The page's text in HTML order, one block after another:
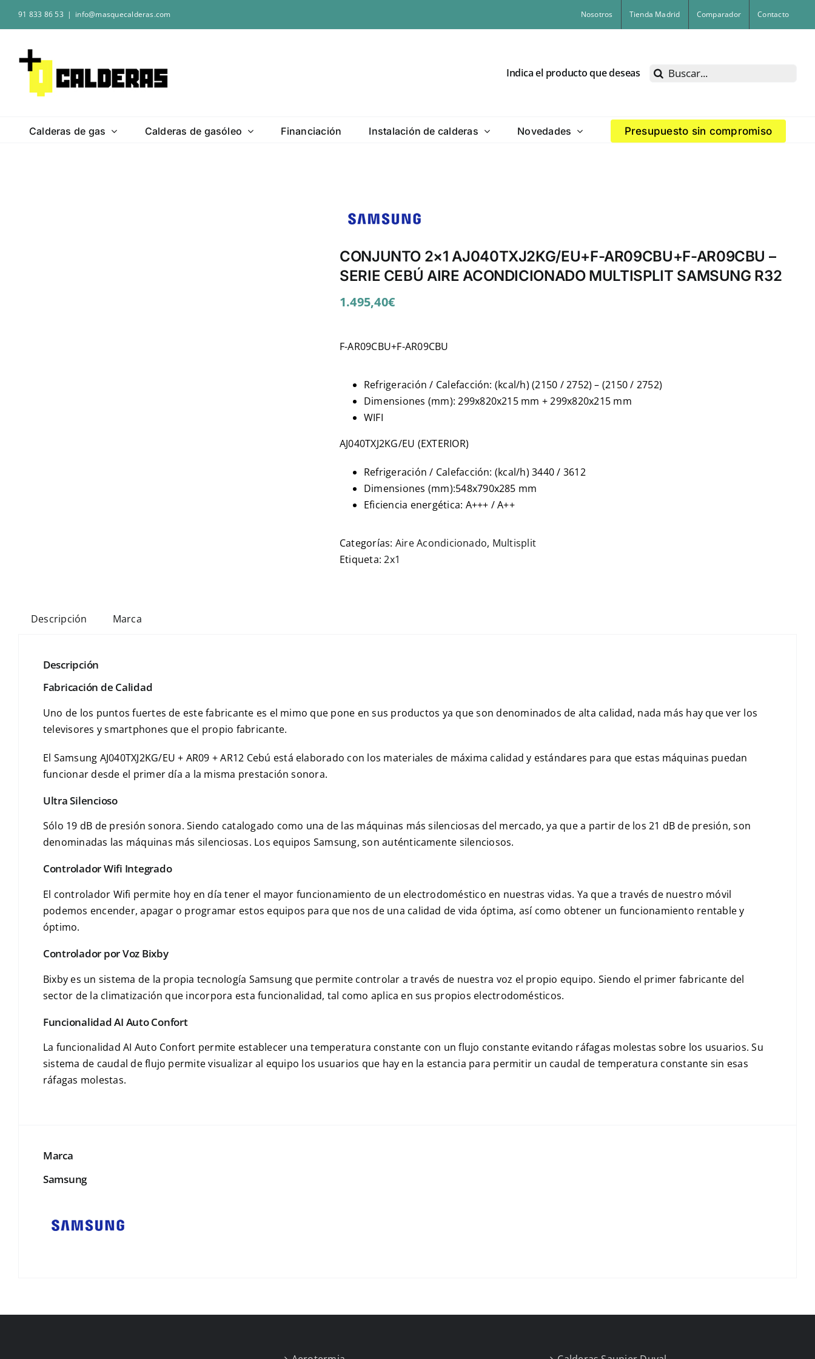
91 833 86 53 | info@masquecalderas.com Nosotros Tienda Madrid Comparador Contacto
Indica el producto que deseas Buscar:
Calderas de gas Calderas de gasóleo Financiación Instalación de calderas Novedades Presupuesto sin compromiso
CONJUNTO 2×1 AJ040TXJ2KG/EU+F-AR09CBU+F-AR09CBU –
SERIE CEBÚ AIRE ACONDICIONADO MULTISPLIT SAMSUNG R32
1.495,40€
F-AR09CBU+F-AR09CBU
Refrigeración / Calefacción: (kcal/h) (2150 / 2752) – (2150 / 2752)
Dimensiones (mm): 299x820x215 mm + 299x820x215 mm
WIFI
AJ040TXJ2KG/EU (EXTERIOR)
Refrigeración / Calefacción: (kcal/h) 3440 / 3612
Dimensiones (mm):548x790x285 mm
Eficiencia energética: A+++ / A++
Categorías: Aire Acondicionado, Multisplit
Etiqueta:2x1
Descripción Marca
Descripción
Fabricación de Calidad
Uno de los puntos fuertes de este fabricante es el mimo que pone en sus productos ya que son denominados de alta calidad, nada más hay que ver los
televisores y smartphones que el propio fabricante.
El Samsung AJ040TXJ2KG/EU + AR09 + AR12 Cebú está elaborado con los materiales de máxima calidad y estándares para que estas máquinas puedan
funcionar desde el primer día a la misma prestación sonora.
Ultra Silencioso
Sólo 19 dB de presión sonora. Siendo catalogado como una de las máquinas más silenciosas del mercado, ya que a partir de los 21 dB de presión, son
denominadas las máquinas más silenciosas. Los equipos Samsung, son auténticamente silenciosos.
Controlador Wifi Integrado
El controlador Wifi permite hoy en día tener el mayor funcionamiento de un electrodoméstico en nuestras vidas. Ya que a través de nuestro móvil
podemos encender, apagar o programar estos equipos para que nos de una calidad de vida óptima, así como obtener un funcionamiento rentable y
óptimo.
Controlador por Voz Bixby
Bixby es un sistema de la propia tecnología Samsung que permite controlar a través de nuestra voz el propio equipo. Siendo el primer fabricante del
sector de la climatización que incorpora esta funcionalidad, tal como aplica en sus propios electrodomésticos.
Funcionalidad AI Auto Confort
La funcionalidad AI Auto Confort permite establecer una temperatura constante con un flujo constante evitando ráfagas molestas sobre los usuarios. Su
sistema de caudal de flujo permite visualizar al equipo los usuarios que hay en la estancia para permitir un caudal de temperatura constante sin esas
ráfagas molestas.
Marca
Samsung